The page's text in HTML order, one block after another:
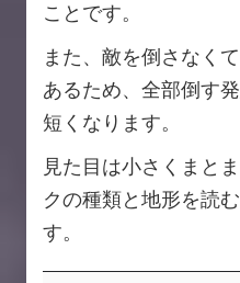
ことです。
また、敵を倒さなく
あるため、全部倒す
短くなります。
見た目は小さくまと
クの種類と地形を読
す。